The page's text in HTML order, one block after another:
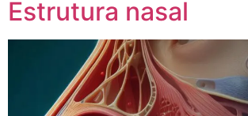
Estrutura nasal